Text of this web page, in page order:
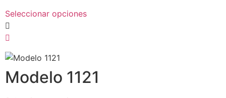
Seleccionar opciones
Modelo 1121